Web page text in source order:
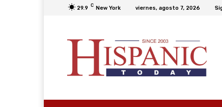
29.9 C New York viernes, agosto 7, 2026